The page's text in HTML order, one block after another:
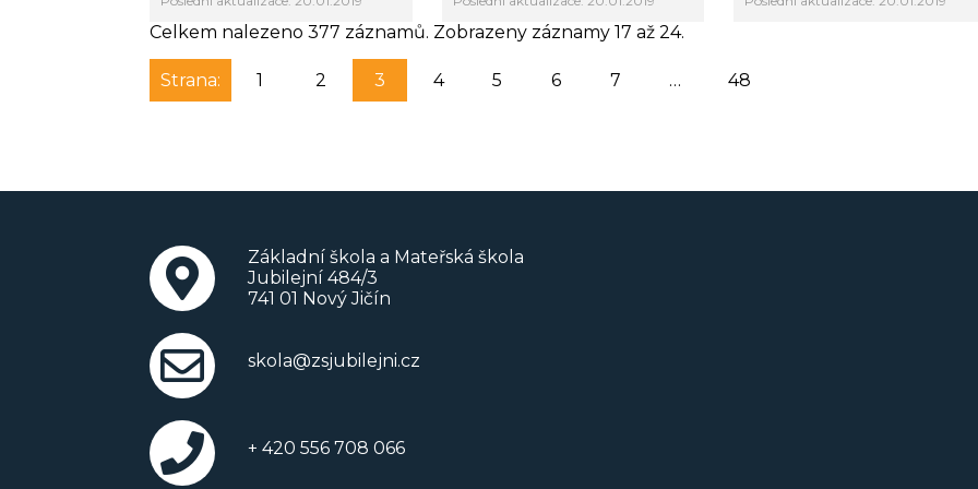
Celkem nalezeno 377 záznamů. Zobrazeny záznamy 17 až 24.
Strana: 1 2 3 4 5 6 7 … 48
Základní škola a Mateřská škola
Jubilejní 484/3
741 01 Nový Jičín
skola@zsjubilejni.cz
+ 420 556 708 066